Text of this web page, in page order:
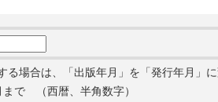
場合は、「出版年月」を「発行年月」に
まで （西暦、半角数字）